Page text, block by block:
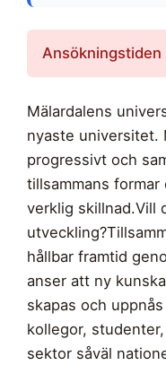
Ansökningstiden
Mälardalens
nyaste universitet.
progressivt och
tillsammans
verklig skillnad.Vill
hållbar framtid
anser att ny
skapas och
kollegor,
sektor såväl